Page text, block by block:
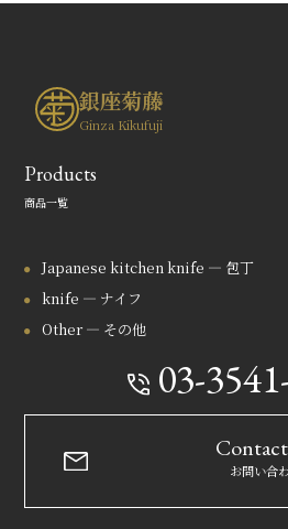
銀座菊藤
Ginza Kikufuji
Products
商品一覧
Japanese kitchen knife — 包丁
knife — ナイフ
Other — その他
03-
お問い合